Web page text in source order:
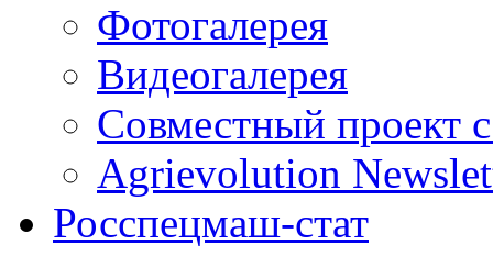
Фотогалерея
Видеогалерея
Совместный проект
Agrievolution
Росспецмаш-стат